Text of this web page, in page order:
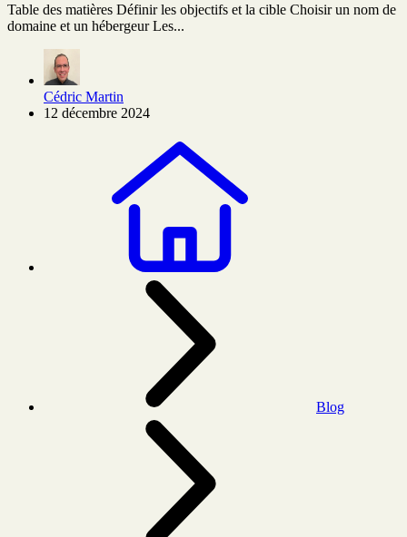
Table des matières Définir les objectifs et la cible Choisir un nom de
domaine et un hébergeur Les...
Cédric Martin
12 décembre 2024
Blog